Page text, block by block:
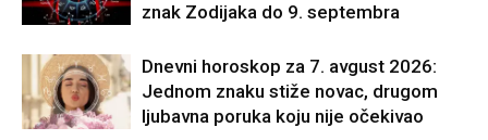
znak Zodijaka do 9. septembra
Dnevni horoskop za 7. avgust 2026:
Jednom znaku stiže novac, drugom
ljubavna poruka koju nije očekivao